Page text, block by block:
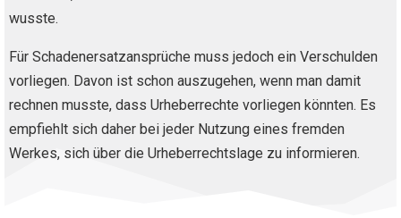
wusste.
Für Schadenersatzansprüche muss jedoch ein Verschulden
vorliegen. Davon ist schon auszugehen, wenn man damit
rechnen musste, dass Urheberrechte vorliegen könnten. Es
empfiehlt sich daher bei jeder Nutzung eines fremden
Werkes, sich über die Urheberrechtslage zu informieren.